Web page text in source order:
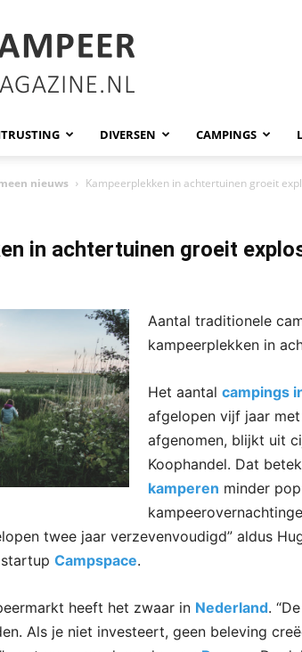
KampeerMagazine
DIVERSEN CAMPINGS
nieuws Kampeerplekken in achtertuinen groeit
in achtertuinen groeit
Aantal traditionele
kampeerplekken in
Het aantal campings
afgelopen vijf jaar
afgenomen, blijkt uit
Koophandel. Dat
kamperen minder
twee jaar verzevenvoudigd” aldus
Campspace.
heeft het zwaar in Nederland.
Als je niet investeert, geen beleving